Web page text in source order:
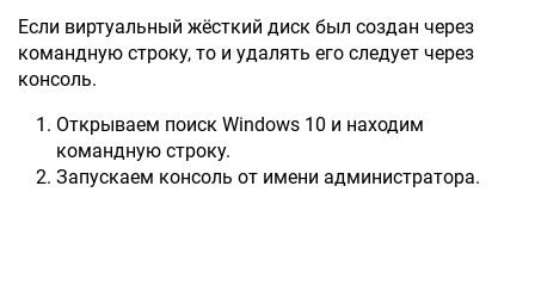
Если виртуальный жёсткий диск был создан через
командную строку, то и удалять его следует через
консоль.
Открываем поиск Windows 10 и находим
командную строку.
Запускаем консоль от имени администратора.